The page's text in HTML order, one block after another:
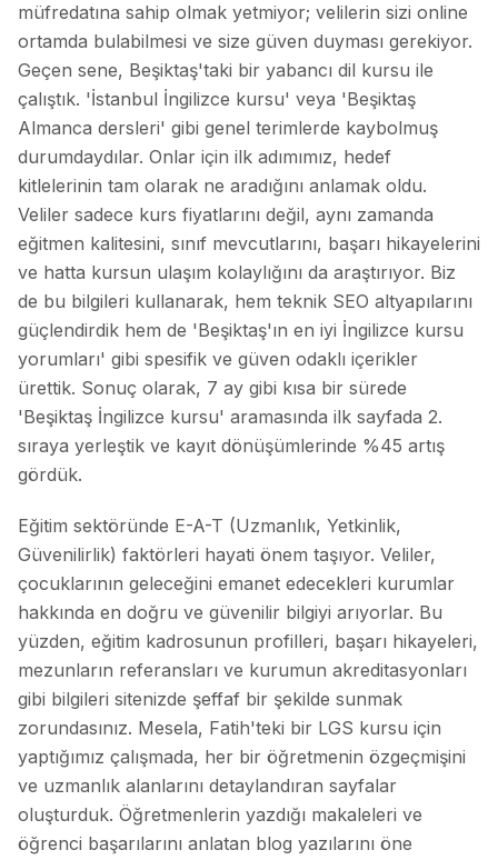
müfredatına sahip olmak yetmiyor; velilerin sizi online
ortamda bulabilmesi ve size güven duyması gerekiyor.
Geçen sene, Beşiktaş'taki bir yabancı dil kursu ile
çalıştık. 'İstanbul İngilizce kursu' veya 'Beşiktaş
Almanca dersleri' gibi genel terimlerde kaybolmuş
durumdaydılar. Onlar için ilk adımımız, hedef
kitlelerinin tam olarak ne aradığını anlamak oldu.
Veliler sadece kurs fiyatlarını değil, aynı zamanda
eğitmen kalitesini, sınıf mevcutlarını, başarı hikayelerini
ve hatta kursun ulaşım kolaylığını da araştırıyor. Biz
de bu bilgileri kullanarak, hem teknik SEO altyapılarını
güçlendirdik hem de 'Beşiktaş'ın en iyi İngilizce kursu
yorumları' gibi spesifik ve güven odaklı içerikler
ürettik. Sonuç olarak, 7 ay gibi kısa bir sürede
'Beşiktaş İngilizce kursu' aramasında ilk sayfada 2.
sıraya yerleştik ve kayıt dönüşümlerinde %45 artış
gördük.
Eğitim sektöründe E-A-T (Uzmanlık, Yetkinlik,
Güvenilirlik) faktörleri hayati önem taşıyor. Veliler,
çocuklarının geleceğini emanet edecekleri kurumlar
hakkında en doğru ve güvenilir bilgiyi arıyorlar. Bu
yüzden, eğitim kadrosunun profilleri, başarı hikayeleri,
mezunların referansları ve kurumun akreditasyonları
gibi bilgileri sitenizde şeffaf bir şekilde sunmak
zorundasınız. Mesela, Fatih'teki bir LGS kursu için
yaptığımız çalışmada, her bir öğretmenin özgeçmişini
ve uzmanlık alanlarını detaylandıran sayfalar
oluşturduk. Öğretmenlerin yazdığı makaleleri ve
öğrenci başarılarını anlatan blog yazılarını öne